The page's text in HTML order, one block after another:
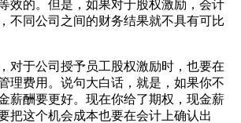
效的。但是，如果对于股权激励，会计
不同公司之间的财务结果就不具有可比
于公司授予员工股权激励时，也要在
理费用。说句大白话，就是，如果你不
薪酬要更好。现在你给了期权，现金薪
把这个机会成本也要在会计上确认出